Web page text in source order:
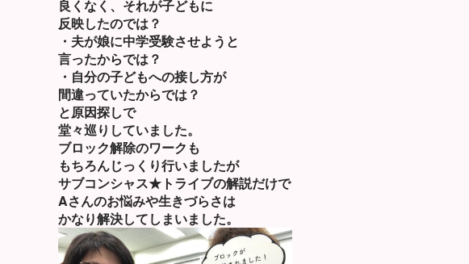
良くなく、それが子どもに
反映したのでは？
・夫が娘に中学受験させようと
言ったからでは？
・自分の子どもへの接し方が
間違っていたからでは？
と原因探しで
堂々巡りしていました。
ブロック解除のワークも
もちろんじっくり行いましたが
サブコンシャス★トライブの解説だけで
Aさんのお悩みや生きづらさは
かなり解決してしまいました。